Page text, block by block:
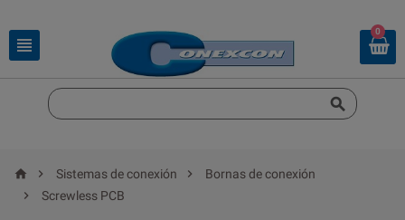

0

  Sistemas de conexión 
Bornas de conexión

Screwless PCB